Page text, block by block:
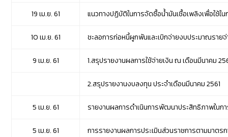
19 เม.ย. 61 แนวทางปฏิบัติในการจัดซื้อน้ำมันเชื้อเพลิงเพื่อใช้
10 เม.ย. 61 ชะลอการก่อหนี้ผูกพันและเบิกจ่ายงบประมาณราย
9 เม.ย. 61 1.สรุปรายงานผลการใช้จ่ายเงิน ณ เดือนมีนาคม
2.สรุปรายงานงบลงทุน ประจำเดือนมีนาคม 2561
5 เม.ย. 61 รายงานผลการดำเนินการพัฒนาประสิทธิภาพใน
5 เม.ย. 61 การรายงานผลการประเมินส่วนราชการตามมาต